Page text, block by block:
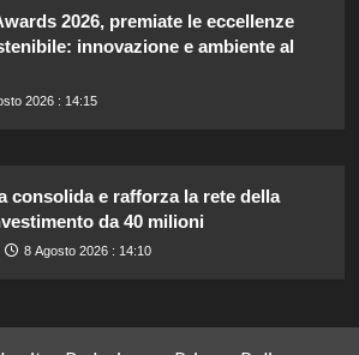
2026, premiate le eccellenze
innovazione e ambiente al
2026 : 14:15
consolida e rafforza la rete della
da 40 milioni
8 Agosto 2026 : 14:10